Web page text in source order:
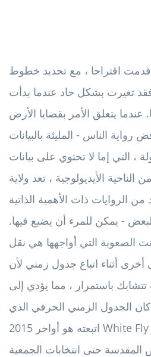
اقتراحا ، مع تحديد خطوط
تغيرت بشكل حاد عندما بدأت
يتعلق الأمر بقضايا الأرض
رواية الناس - المليئة بالبيانات
، التي إما لا تحتوي على بيانات
الناحية الأيديولوجية ، تعد ولاية
من الروايات ذات الأهمية الذاتية
- يمكن للمرء أن يضيع فيها.
الصعوبة التي أواجهها هي نقل
أثناء اتباع جدول زمني لأن
باستمرار ، مما يؤدي إلى
الجدول الزمني الحرفي الذي
اتبعته هو أواخر 2015 White Fly وحوادث تدنيس
حتى انتخابات الجمعية